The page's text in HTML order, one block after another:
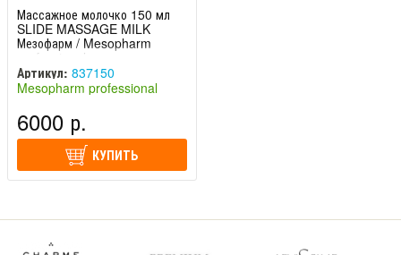
Массажное молочко 150 мл
SLIDE MASSAGE MILK
Мезофарм / Mesopharm
professional
Артикул: 837150
Mesopharm professional
6000 р.
КУПИТЬ